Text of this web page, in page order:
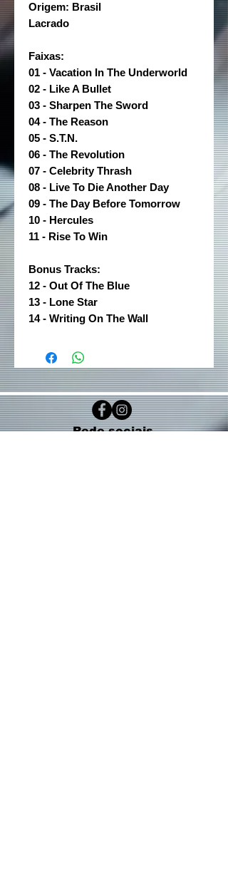
Origem: Brasil
Lacrado
Faixas:
01 - Vacation In The Underworld
02 - Like A Bullet
03 - Sharpen The Sword
04 - The Reason
05 - S.T.N.
06 - The Revolution
07 - Celebrity Thrash
08 - Live To Die Another Day
09 - The Day Before Tomorrow
10 - Hercules
11 - Rise To Win
Bonus Tracks:
12 - Out Of The Blue
13 - Lone Star
14 - Writing On The Wall
Rede sociais